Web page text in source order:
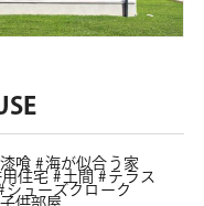
漆喰
海が似合う家
住宅 土間
テラス
シューズクローク
子供部屋